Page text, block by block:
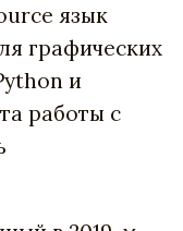
язык
графических
и
работы с